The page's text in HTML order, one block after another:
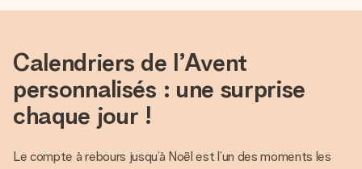
Calendriers de l’Avent
personnalisés : une surprise
chaque jour !
Le compte à rebours jusqu’à Noël est l’un des moments les